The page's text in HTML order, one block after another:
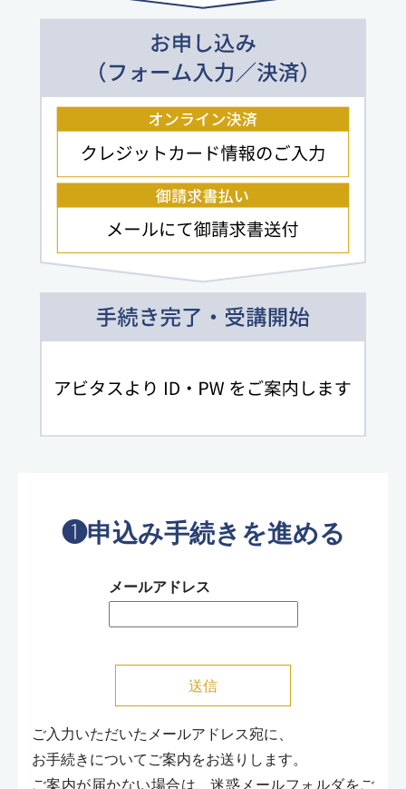
❶申込み手続きを進める
メールアドレス
ご入力いただいたメールアドレス宛に、
お手続きについてご案内をお送りします。
ご案内が届かない場合は、迷惑メールフォルダをご